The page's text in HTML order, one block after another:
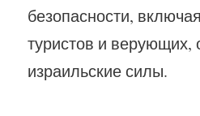
безопасности,
туристов и верующих,
израильские силы.